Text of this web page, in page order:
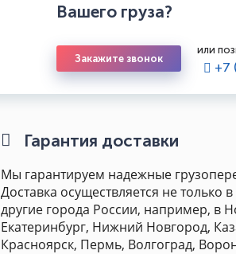
Вашего груза?
Закажите звонок
или
+7
Гарантия доставки
Мы гарантируем надежные
Доставка осуществляется не только
другие города России, например, в
Екатеринбург, Нижний Новгород,
Красноярск, Пермь, Волгоград,